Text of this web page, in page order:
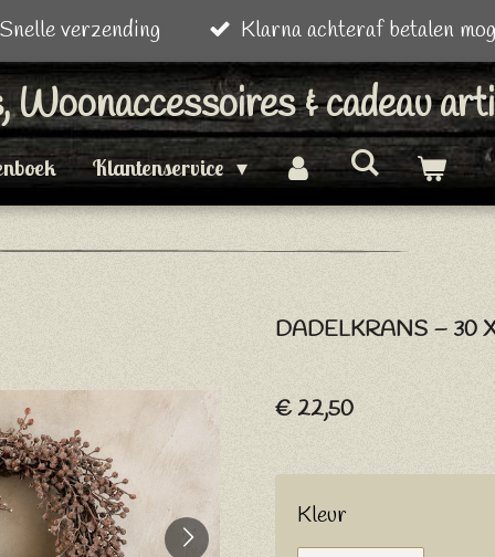
Snelle verzending Klarna achteraf betalen
Woonaccessoires & cadeau
Klantenservice
DADELKRANS – 30
€ 22,50
Kleur